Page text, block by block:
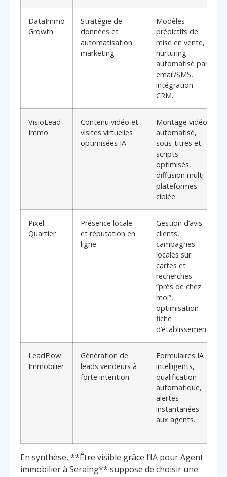
DataImmo
Growth
Stratégie de
données et
automatisation
marketing
Modèles
prédictifs de
mise en vente,
nurturing
automatisé par
email/SMS,
intégration
CRM.
VisioLead
Immo
Contenu vidéo et
visites virtuelles
optimisées IA
Montage vidéo
automatisé,
sous-titres et
scripts
optimisés,
diffusion multi-
plateformes
ciblée.
Pixel
Quartier
Présence locale
et réputation en
ligne
Gestion d’avis
clients,
campagnes
locales sur
cartes et
recherches
“près de chez
moi”,
optimisation
fiche
d’établissement.
LeadFlow
Immobilier
Génération de
leads vendeurs à
forte intention
Formulaires IA
intelligents,
qualification
automatique,
alertes
instantanées
aux agents.
En synthèse, **Être visible grâce l’IA pour Agent
immobilier à Seraing** suppose de choisir une